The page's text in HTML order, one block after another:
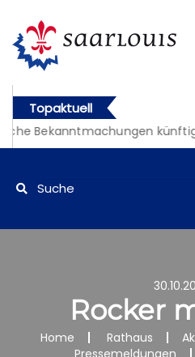
Topaktuell
Bekanntmachungen künftig
Rocker
Home Rathaus
Pressemeldungen